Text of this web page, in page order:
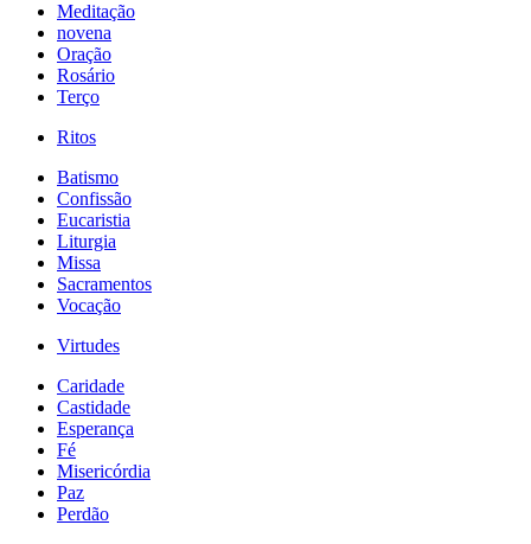
Meditação
novena
Oração
Rosário
Terço
Ritos
Batismo
Confissão
Eucaristia
Liturgia
Missa
Sacramentos
Vocação
Virtudes
Caridade
Castidade
Esperança
Fé
Misericórdia
Paz
Perdão